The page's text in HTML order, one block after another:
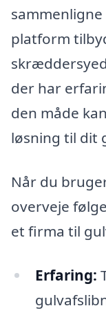
platform
der har
den måde
løsning til dit
Når du
overveje
et firma til
Erfaring: